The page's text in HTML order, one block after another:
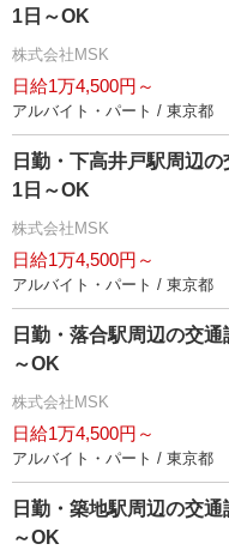
1日～OK
株式会社MSK
日給1万4,500円～
アルバイト・パート / 東京都
日勤・下高井戸駅周辺
1日～OK
株式会社MSK
日給1万4,500円～
アルバイト・パート / 東京都
日勤・落合駅周辺の交
～OK
株式会社MSK
日給1万4,500円～
アルバイト・パート / 東京都
日勤・築地駅周辺の交
～OK